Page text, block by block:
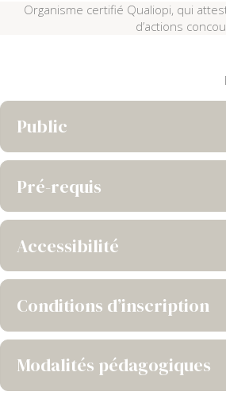
Organisme certifié Qualiopi, qui
d’actions
Public
Pré-requis
Accessibilité
Conditions d’inscription
Modalités pédagogiques